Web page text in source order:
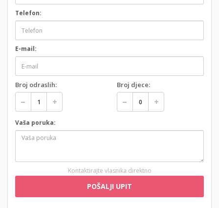
Telefon:
E-mail:
Broj odraslih: Broj djece:
Vaša poruka:
Kontaktirajte vlasnika direktno
POŠALJI UPIT